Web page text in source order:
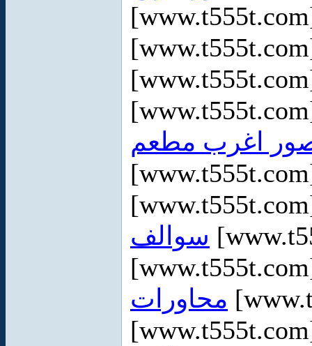
اغرب مطعم
سوالف
محاورات